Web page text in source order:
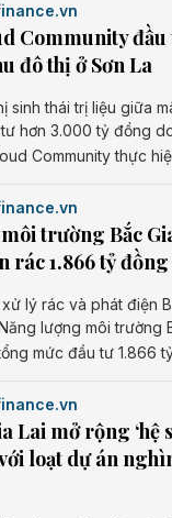
Community
đô thị ở Sơn La
sinh thái trị liệu giữa
hơn 3.000 tỷ đồng
Community thực
trường Bắc
rác 1.866 tỷ đồng
lý rác và phát điện
lượng môi trường
mức đầu tư 1.866
Lai mở rộng ‘hệ
loạt dự án